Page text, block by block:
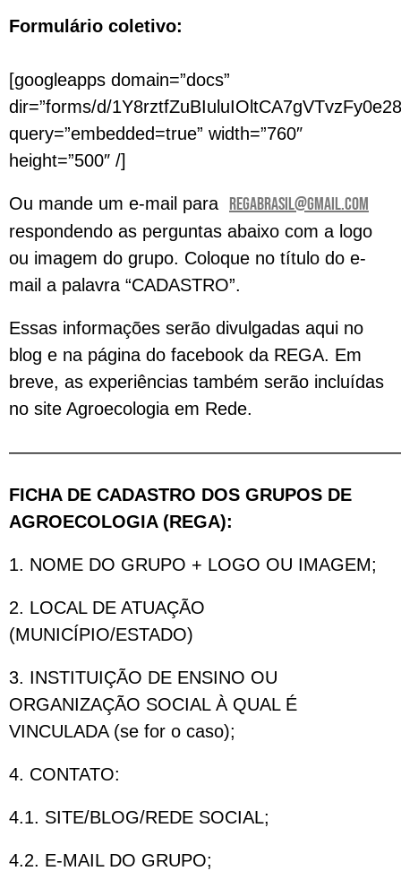
Formulário coletivo:
[googleapps domain=”docs”
dir=”forms/d/
query=”embedded=true” width=”760″
height=”500″ /]
Ou mande um e-mail para regabrasil@gmail.com
respondendo as perguntas abaixo com a logo
ou imagem do grupo. Coloque no título do e-
mail a palavra “CADASTRO”.
Essas informações serão divulgadas aqui no
blog e na página do facebook da REGA. Em
breve, as experiências também serão incluídas
no site Agroecologia em Rede.
FICHA DE CADASTRO DOS GRUPOS DE
AGROECOLOGIA (REGA):
1. NOME DO GRUPO + LOGO OU IMAGEM;
2. LOCAL DE ATUAÇÃO
(MUNICÍPIO/ESTADO)
3. INSTITUIÇÃO DE ENSINO OU
ORGANIZAÇÃO SOCIAL À QUAL É
VINCULADA (se for o caso);
4. CONTATO:
4.1. SITE/BLOG/REDE SOCIAL;
4.2. E-MAIL DO GRUPO;